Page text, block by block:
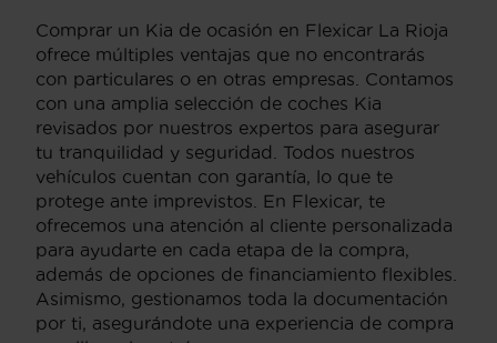
Comprar un Kia de ocasión en Flexicar La Rioja
ofrece múltiples ventajas que no encontrarás
con particulares o en otras empresas. Contamos
con una amplia selección de coches Kia
revisados por nuestros expertos para asegurar
tu tranquilidad y seguridad. Todos nuestros
vehículos cuentan con garantía, lo que te
protege ante imprevistos. En Flexicar, te
ofrecemos una atención al cliente personalizada
para ayudarte en cada etapa de la compra,
además de opciones de financiamiento flexibles.
Asimismo, gestionamos toda la documentación
por ti, asegurándote una experiencia de compra